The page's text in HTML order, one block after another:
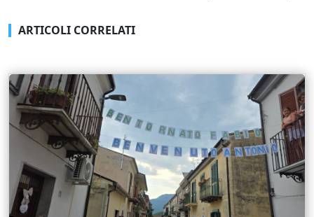
ARTICOLI CORRELATI